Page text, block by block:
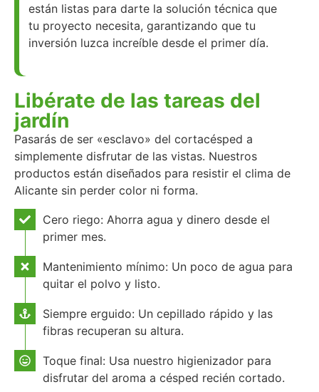
están listas para darte la solución técnica que
tu proyecto necesita, garantizando que tu
inversión luzca increíble desde el primer día.
Libérate de las tareas del
jardín
Pasarás de ser «esclavo» del cortacésped a
simplemente disfrutar de las vistas. Nuestros
productos están diseñados para resistir el clima de
Alicante sin perder color ni forma.
Cero riego: Ahorra agua y dinero desde el
primer mes.
Mantenimiento mínimo: Un poco de agua para
quitar el polvo y listo.
Siempre erguido: Un cepillado rápido y las
fibras recuperan su altura.
Toque final: Usa nuestro higienizador para
disfrutar del aroma a césped recién cortado.